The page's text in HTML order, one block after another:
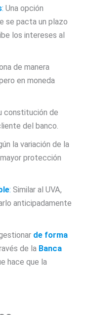
: Una opción
se pacta un plazo
los intereses al
de manera
en moneda
constitución de
del banco.
la variación de la
protección
: Similar al UVA,
anticipadamente
de forma
de la Banca
hace que la